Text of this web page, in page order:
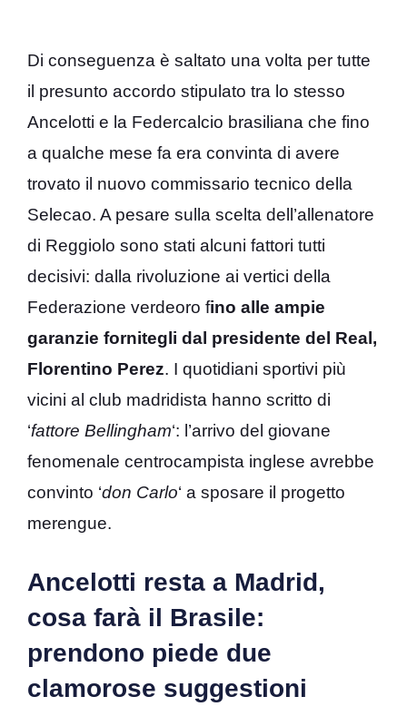
Di conseguenza è saltato una volta per tutte
il presunto accordo stipulato tra lo stesso
Ancelotti e la Federcalcio brasiliana che fino
a qualche mese fa era convinta di avere
trovato il nuovo commissario tecnico della
Selecao. A pesare sulla scelta dell’allenatore
di Reggiolo sono stati alcuni fattori tutti
decisivi: dalla rivoluzione ai vertici della
Federazione verdeoro fino alle ampie
garanzie fornitegli dal presidente del Real,
Florentino Perez. I quotidiani sportivi più
vicini al club madridista hanno scritto di
‘fattore Bellingham‘: l’arrivo del giovane
fenomenale centrocampista inglese avrebbe
convinto ‘don Carlo‘ a sposare il progetto
merengue.
Ancelotti resta a Madrid,
cosa farà il Brasile:
prendono piede due
clamorose suggestioni